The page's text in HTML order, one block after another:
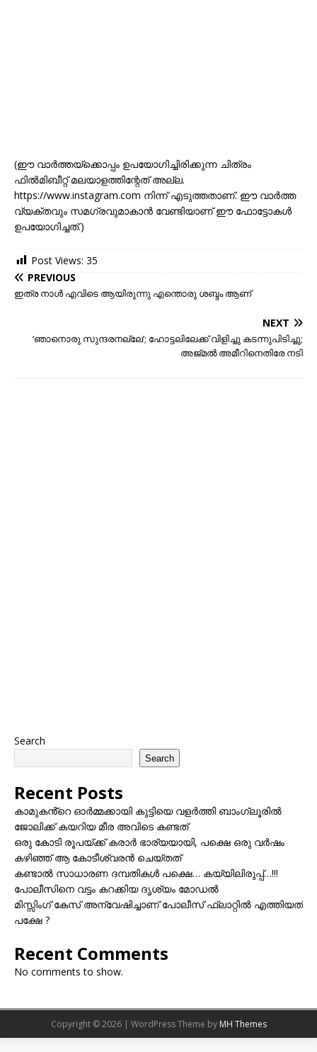
(ഈ വാർത്തയ്ക്കൊപ്പം ഉപയോഗിച്ചിരിക്കുന്ന ചിത്രം
ഫിൽമിബീറ്റ് മലയാളത്തിന്റേത് അല്ല.
https://www.instagram.com നിന്ന് എ‌ടുത്തതാണ്. ഈ വാർത്ത
വ്യക്തവും സമഗ്രവുമാകാൻ വേണ്ടിയാണ് ഈ ഫോട്ടോകൾ
ഉപയോഗിച്ചത്.)
Post Views: 35
PREVIOUS
ഇത്ര നാൾ എവിടെ ആയിരുന്നു എന്തൊരു ശബ്ദം ആണ്
NEXT
‘ഞാനൊരു സുന്ദരനല്ലേ’; ഹോട്ടലിലേക്ക് വിളിച്ചു കടന്നുപിടിച്ചു;
അജ്മല്‍ അമീറിനെതിരേ നടി
Search
Search
Recent Posts
കാമുകൻ്റെ ഓർമ്മക്കായി കുട്ടിയെ വളർത്തി ബാംഗ്ലൂരിൽ
ജോലിക്ക് കയറിയ മീര അവിടെ കണ്ടത്
ഒരു കോടി രൂപയ്ക്ക് കരാർ ഭാര്യയായി, പക്ഷെ ഒരു വർഷം
കഴിഞ്ഞ് ആ കോടീശ്വരൻ ചെയ്തത്
കണ്ടാൽ സാധാരണ ദമ്പതികൾ പക്ഷെ… കയ്യിലിരുപ്പ്…!!!
പോലീസിനെ വട്ടം കറക്കിയ ദൃശ്യം മോഡല്‍
മിസ്സിംഗ് കേസ് അന്വേഷിച്ചാണ് പോലീസ് ഫ്ലാറ്റിൽ എത്തിയത്
പക്ഷേ ?
Recent Comments
No comments to show.
Copyright © 2026 | WordPress Theme by MH Themes